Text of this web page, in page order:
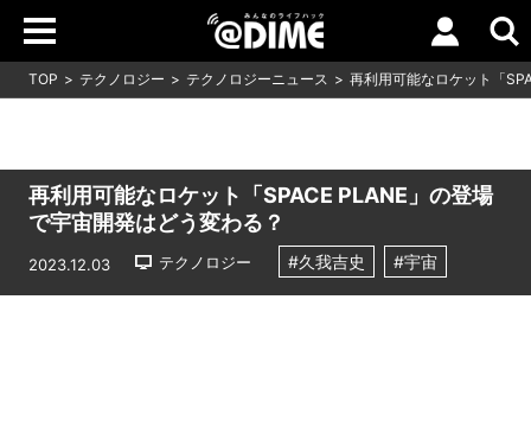
TOP テクノロジー テクノロジーニュース 再利用可能なロケット「
再利用可能なロケット「SPACE PLANE」の登場
で宇宙開発はどう変わる？
2023.12.03 テクノロジー #久我吉史 #宇宙